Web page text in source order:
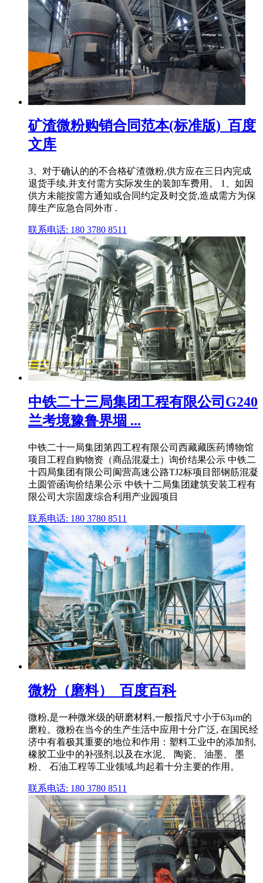
矿渣微粉购销合同范本(标准版)_百度
文库
3、对于确认的的不合格矿渣微粉,供方应在三日内完成
退货手续,并支付需方实际发生的装卸车费用。 1、如因
供方未能按需方通知或合同约定及时交货,造成需方为保
障生产应急合同外市 .
联系电话: 180 3780 8511
中铁二十三局集团工程有限公司G240
兰考境豫鲁界堌 ...
中铁二十一局集团第四工程有限公司西藏藏医药博物馆
项目工程自购物资（商品混凝土）询价结果公示 中铁二
十四局集团有限公司阆营高速公路TJ2标项目部钢筋混凝
土圆管函询价结果公示 中铁十二局集团建筑安装工程有
限公司大宗固废综合利用产业园项目
联系电话: 180 3780 8511
微粉（磨料）_百度百科
微粉,是一种微米级的研磨材料,一般指尺寸小于63μm的
磨粒。微粉在当今的生产生活中应用十分广泛, 在国民经
济中有着极其重要的地位和作用：塑料工业中的添加剂,
橡胶工业中的补强剂,以及在水泥、 陶瓷、 油墨、 墨
粉、 石油工程等工业领域,均起着十分主要的作用。
联系电话: 180 3780 8511